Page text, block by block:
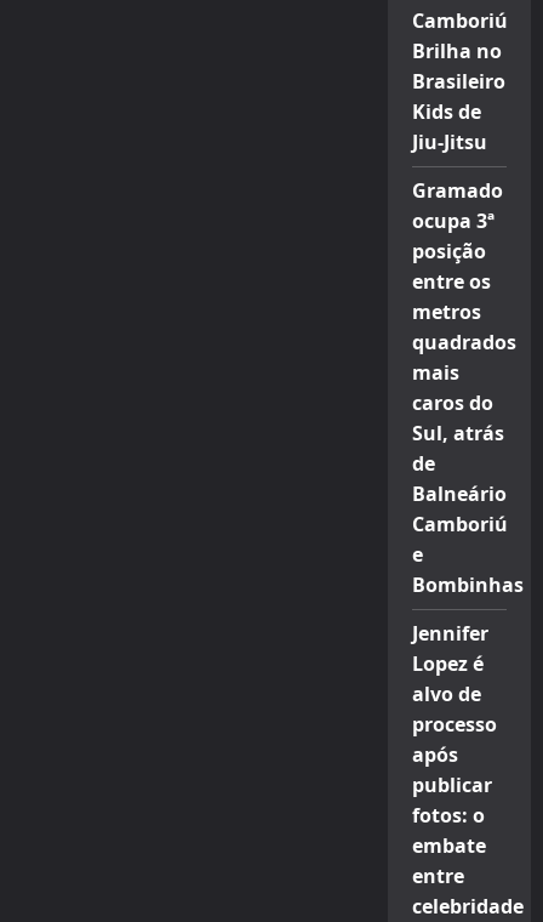
Camboriú
Brilha no
Brasileiro
Kids de
Jiu-Jitsu
Gramado
ocupa 3ª
posição
entre os
metros
quadrados
mais
caros do
Sul, atrás
de
Balneário
Camboriú
e
Bombinhas
Jennifer
Lopez é
alvo de
processo
após
publicar
fotos: o
embate
entre
celebridade